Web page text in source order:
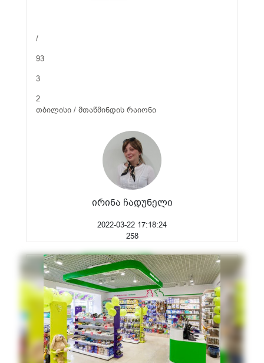
/
93
3
2
თბილისი / მთაწმინდის რაიონი
ირინა ჩადუნელი
2022-03-22 17:18:24
258